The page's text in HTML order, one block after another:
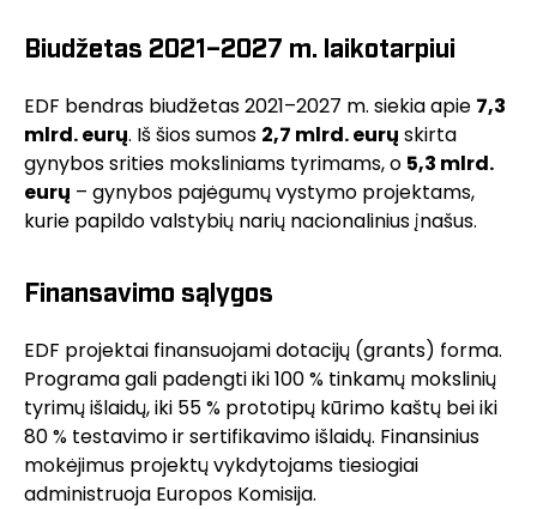
Biudžetas 2021–2027 m. laikotarpiui
EDF bendras biudžetas 2021–2027 m. siekia apie 7,3
mlrd. eurų. Iš šios sumos 2,7 mlrd. eurų skirta
gynybos srities moksliniams tyrimams, o 5,3 mlrd.
eurų – gynybos pajėgumų vystymo projektams,
kurie papildo valstybių narių nacionalinius įnašus.
Finansavimo sąlygos
EDF projektai finansuojami dotacijų (grants) forma.
Programa gali padengti iki 100 % tinkamų mokslinių
tyrimų išlaidų, iki 55 % prototipų kūrimo kaštų bei iki
80 % testavimo ir sertifikavimo išlaidų. Finansinius
mokėjimus projektų vykdytojams tiesiogiai
administruoja Europos Komisija.